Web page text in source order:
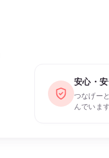
安心・
つなげー
んでいます